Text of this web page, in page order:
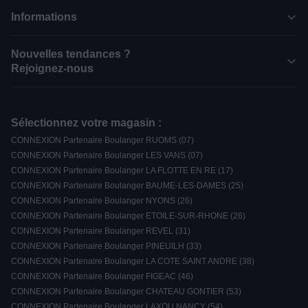
Informations
Nouvelles tendances ?
Rejoignez-nous
Sélectionnez votre magasin :
CONNEXION Partenaire Boulanger RUOMS (07)
CONNEXION Partenaire Boulanger LES VANS (07)
CONNEXION Partenaire Boulanger LA FLOTTE EN RE (17)
CONNEXION Partenaire Boulanger BAUME-LES-DAMES (25)
CONNEXION Partenaire Boulanger NYONS (26)
CONNEXION Partenaire Boulanger ETOILE-SUR-RHONE (26)
CONNEXION Partenaire Boulanger REVEL (31)
CONNEXION Partenaire Boulanger PINEUILH (33)
CONNEXION Partenaire Boulanger LA COTE SAINT ANDRE (38)
CONNEXION Partenaire Boulanger FIGEAC (46)
CONNEXION Partenaire Boulanger CHATEAU GONTIER (53)